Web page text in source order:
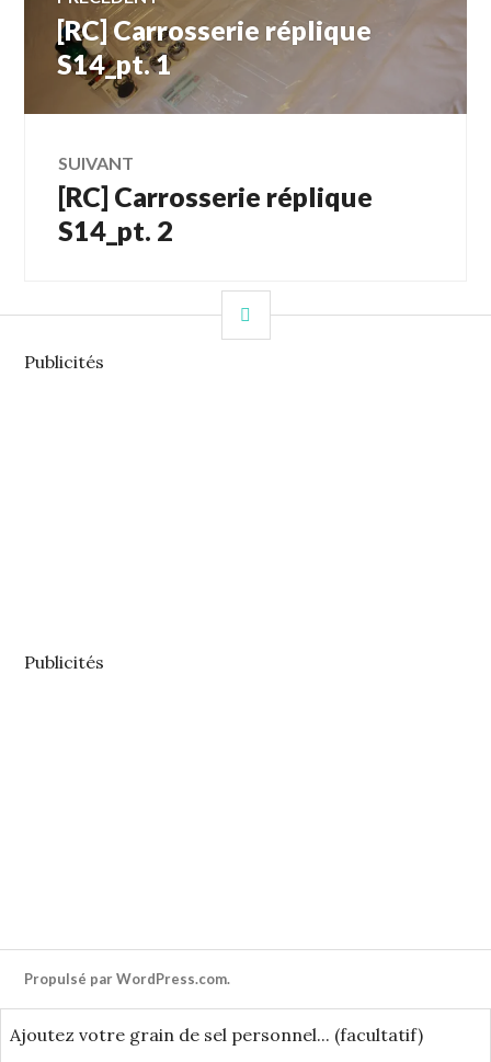
des
articles
Article
précédent :
[RC] Carrosserie réplique
S14_pt. 1
SUIVANT
Article
Suivant:
[RC] Carrosserie réplique
S14_pt. 2
LATÉRALE
Publicités
Publicités
Propulsé par WordPress.com.
votre